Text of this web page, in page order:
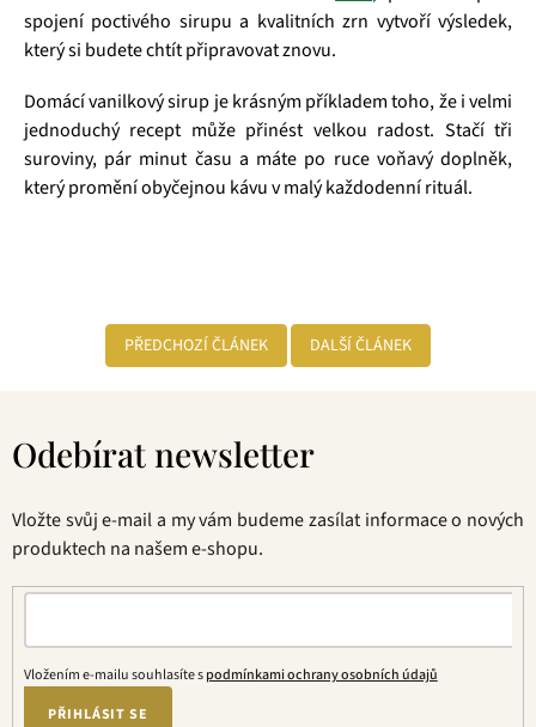
spojení poctivého sirupu a kvalitních zrn vytvoří výsledek,
který si budete chtít připravovat znovu.
Domácí vanilkový sirup je krásným příkladem toho, že i velmi
jednoduchý recept může přinést velkou radost. Stačí tři
suroviny, pár minut času a máte po ruce voňavý doplněk,
který promění obyčejnou kávu v malý každodenní rituál.
PŘEDCHOZÍ ČLÁNEK DALŠÍ ČLÁNEK
Odebírat newsletter
Vložte svůj e-mail a my vám budeme zasílat informace o nových
produktech na našem e-shopu.
Vložením e-mailu souhlasíte spodmínkami ochrany osobních údajů
PŘIHLÁSIT SE